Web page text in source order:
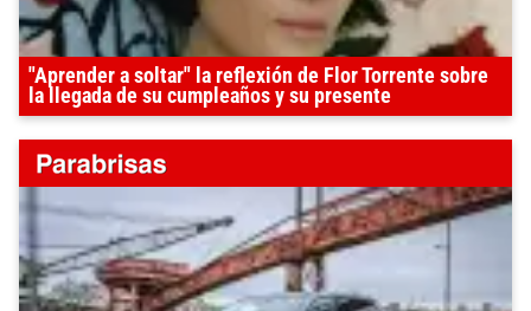
"Aprender a soltar" la reflexión de Flor Torrente sobre
la llegada de su cumpleaños y su presente